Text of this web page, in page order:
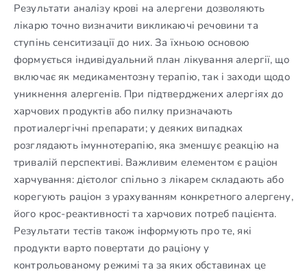
Результати аналізу крові на алергени дозволяють
лікарю точно визначити викликаючі речовини та
ступінь сенситизації до них. За їхньою основою
формується індивідуальний план лікування алергії, що
включає як медикаментозну терапію, так і заходи щодо
уникнення алергенів. При підтверджених алергіях до
харчових продуктів або пилку призначають
протиалергічні препарати; у деяких випадках
розглядають імуннотерапію, яка зменшує реакцію на
тривалій перспективі. Важливим елементом є раціон
харчування: дієтолог спільно з лікарем складають або
корегують раціон з урахуванням конкретного алергену,
його крос-реактивності та харчових потреб пацієнта.
Результати тестів також інформують про те, які
продукти варто повертати до раціону у
контрольованому режимі та за яких обставинах це